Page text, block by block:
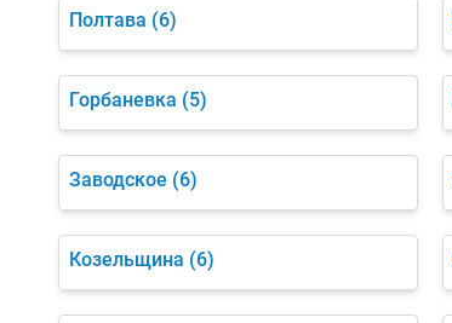
Полтава (6)
Горбаневка (5)
Заводское (6)
Козельщина (6)